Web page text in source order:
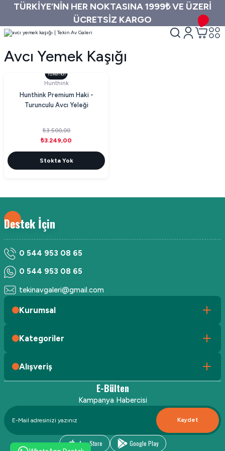
TÜRKİYE’NİN HER NOKTASINA 1999₺ VE ÜZERİ
ÜCRETSİZ KARGO
Avcı Yemek Kaşığı
Tükendi
Hunthink
Hunthink Premium Haki -
Turunculu Avcı Yeleği
₺3.500,00
₺3.249,00
Stokta Yok
Destek İçin
0 544 953 08 65
0 544 953 08 65
tekinavgaleri@gmail.com
Kurumsal
Kategoriler
Alışveriş
E-Bülten
Kampanya Habercisi
Kaydet
App Store Google Play